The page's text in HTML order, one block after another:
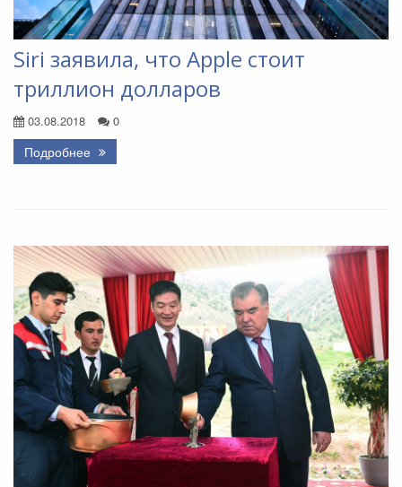
Siri заявила, что Apple стоит
триллион долларов
03.08.2018 0
Подробнее